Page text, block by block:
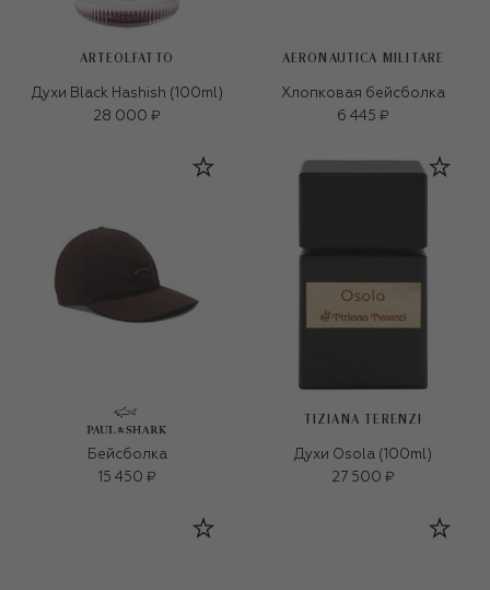
ARTEOLFATTO
Духи Black Hashish (100ml)
28 000 ₽
AERONAUTICA MILITARE
Хлопковая бейсболка
6 445 ₽
Бейсболка
15 450 ₽
TIZIANA TERENZI
Духи Osola (100ml)
27 500 ₽